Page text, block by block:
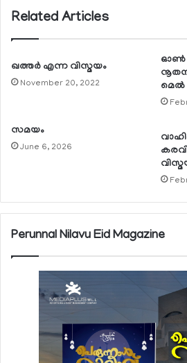
Related Articles
ഖത്തര്‍ എന്ന വിസ്മയം
November 20, 2022
ഓണ്‍
നൂതന
സമയം
June 6, 2026
Perunnal Nilavu Eid Magazine